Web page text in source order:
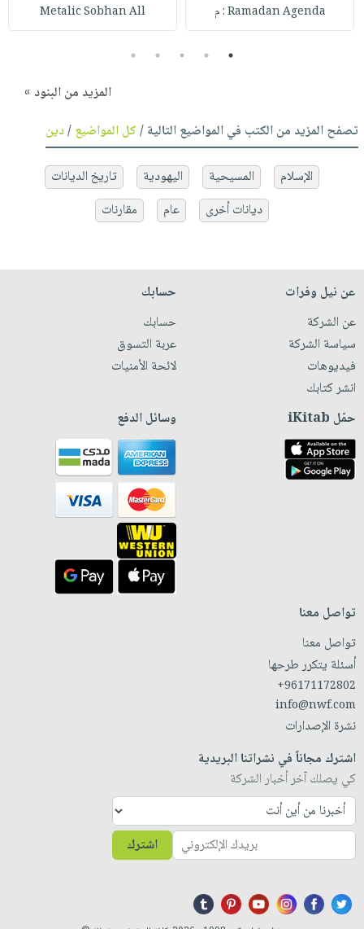
Ramadan Agenda : م Metalic Sobhan All
1
2
3
4
5
المزيد من البنود »
تصفح المزيد من الكتب في المواضيع التالية /كل المواضيع/دين
الإسلام المسيحية اليهودية
تاريخ الديانات
ديانات أخرى
عام مقارنات
عن نيل وفرات
عن الشركة
سياسة الشركة
فيديوهات
انشر كتابك
حسابك
حسابك
عربة التسوق
لائحة الأمنيات
حمّل iKitab وسائل الدفع
تواصل معنا
تواصل معنا
أسئلة يتكرر طرحها
+96171172802
info@nwf.com
نشرة الإصدارات
اشترك مجاناً في نشراتنا البريدية
كي يصلك آخر أخبار الشركة
اشترك